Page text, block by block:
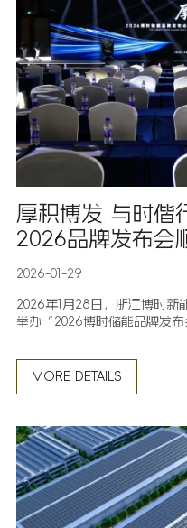
厚积博发 与时偕
2026品牌发布会
2026-01-29
2026年1月28日，浙江博时新
举办“2026博时储能品牌发布
MORE DETAILS